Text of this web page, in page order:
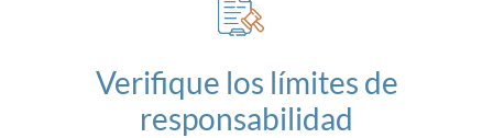
Verifique los límites de
responsabilidad